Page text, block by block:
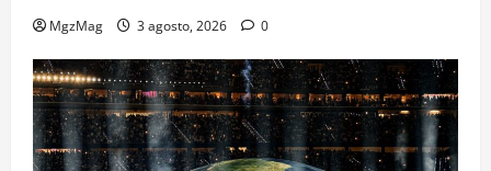
MgzMag 3 agosto, 2026 0